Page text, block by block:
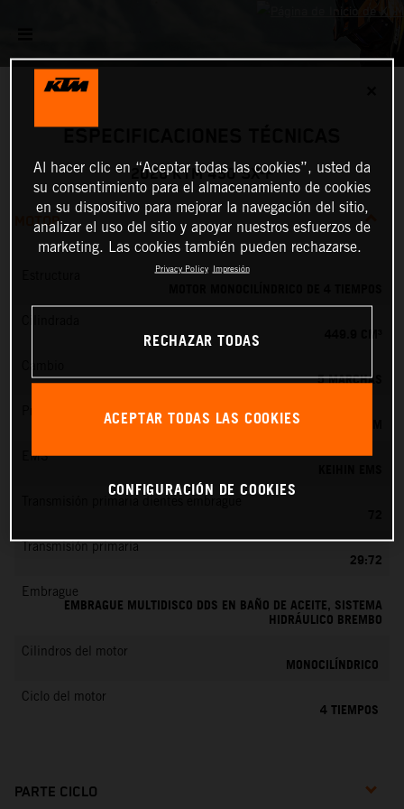
2026 KTM 450 SX-F
MOTOR
5 MARCHAS
Preparación de la mezcla
KEIHIN EFI, TOBERA DE 44 MM
EMS
Transmisión primaria
29:72
Embrague
EMBRAGUE MULTIDISCO DDS EN BAÑO DE ACEITE, SISTEMA
HIDRÁULICO BREMBO
Cilindros del motor
MONOCILÍNDRICO
Ciclo del motor
4 TIEMPOS
PARTE CICLO
Al hacer clic en “Aceptar todas las cookies”, usted da
su consentimiento para el almacenamiento de cookies
en su dispositivo para mejorar la navegación del sitio,
analizar el uso del sitio y apoyar nuestros esfuerzos de
marketing. Las cookies también pueden rechazarse.
Privacy Policy Impresión
RECHAZAR TODAS
ACEPTAR TODAS LAS COOKIES
CONFIGURACIÓN DE COOKIES